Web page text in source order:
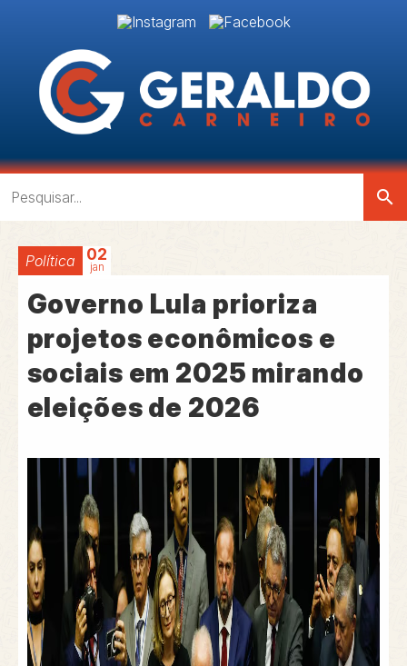
search
Política 02
jan
Governo Lula prioriza
projetos econômicos e
sociais em 2025 mirando
eleições de 2026